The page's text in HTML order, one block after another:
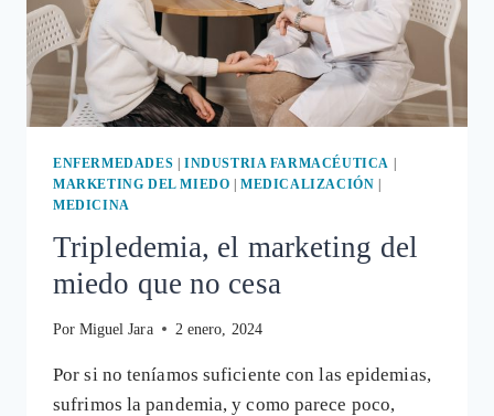
ENFERMEDADES INDUSTRIA FARMACÉUTICA
MARKETING DEL MIEDO |MEDICALIZACIÓN
MEDICINA
Tripledemia, el marketing del
miedo que no cesa
Por Miguel Jara 2 enero, 2024
Por si no teníamos suficiente con las epidemias,
sufrimos la pandemia, y como parece poco,